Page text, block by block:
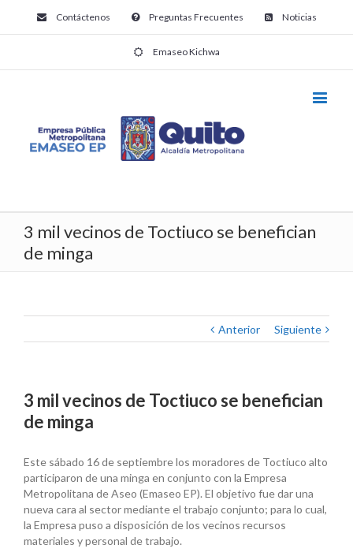
Contáctenos Preguntas Frecuentes Noticias
Emaseo Kichwa
3 mil vecinos de Toctiuco se benefician
de minga
Anterior Siguiente
3 mil vecinos de Toctiuco se benefician
de minga
Este sábado 16 de septiembre los moradores de Toctiuco alto
participaron de una minga en conjunto con la Empresa
Metropolitana de Aseo (Emaseo EP). El objetivo fue dar una
nueva cara al sector mediante el trabajo conjunto; para lo cual,
la Empresa puso a disposición de los vecinos recursos
materiales y personal de trabajo.